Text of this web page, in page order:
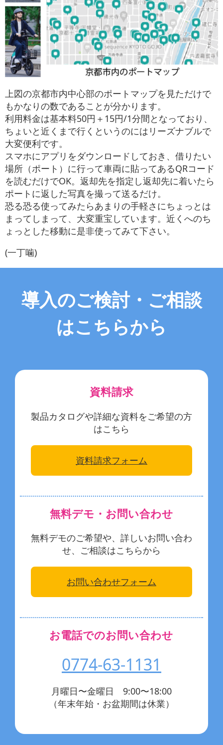
上図の京都市内中心部のポートマップを見ただけで
もかなりの数であることが分かります。
利用料金は基本料50円＋15円/1分間となっており、
ちょいと近くまで行くというのにはリーズナブルで
大変便利です。
スマホにアプリをダウンロードしておき、借りたい
場所（ポート）に行って車両に貼ってあるQRコード
を読むだけでOK。返却先を指定し返却先に着いたら
ポートに返した写真を撮って送るだけ。
恐る恐る使ってみたらあまりの手軽さにちょっとは
まってしまって、大変重宝しています。近くへのち
ょっとした移動に是非使ってみて下さい。
(一丁噛)
導入のご検討・ご相談
はこちらから
資料請求
製品カタログや詳細な資料をご希望の方
はこちら
資料請求フォーム
無料デモ・お問い合わせ
無料デモのご希望や、詳しいお問い合わ
せ、ご相談はこちらから
お問い合わせフォーム
お電話でのお問い合わせ
0774-63-1131
月曜日〜金曜日 9:00〜18:00
（年末年始・お盆期間は休業）